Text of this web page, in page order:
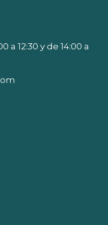
a 12:30 y de 14:00 a